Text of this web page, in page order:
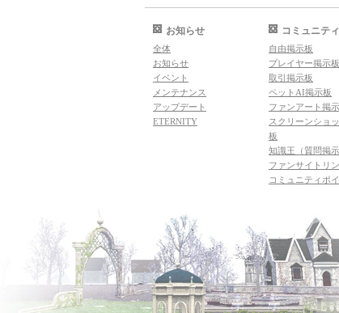
お知らせ
全体
お知らせ
イベント
メンテナンス
アップデート
ETERNITY
コミュニティ
自由掲示板
プレイヤー掲示板
取引掲示板
ペットAI掲示板
ファンアート掲
スクリーンショ
板
知識王（質問掲示
ファンサイトリ
コミュニティポ